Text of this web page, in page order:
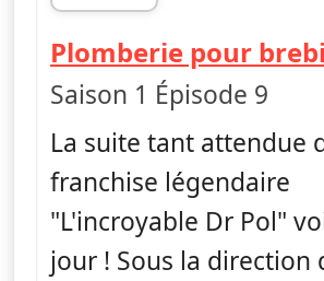
fin 18h00
Plomberie pour
Saison 1 Épisode 9
La suite tant attendue
franchise légendaire
"L'incroyable Dr Pol"
jour ! Sous la direction